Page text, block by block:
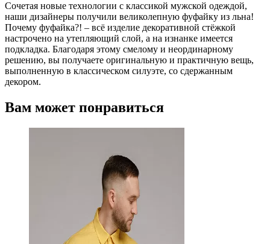
Сочетая новые технологии с классикой мужской одеждой,
наши дизайнеры получили великолепную фуфайку из льна!
Почему фуфайка?! – всё изделие декоративной стёжкой
настрочено на утепляющий слой, а на изнанке имеется
подкладка. Благодаря этому смелому и неординарному
решению, вы получаете оригинальную и практичную вещь,
выполненную в классическом силуэте, со сдержанным
декором.
Вам может понравиться